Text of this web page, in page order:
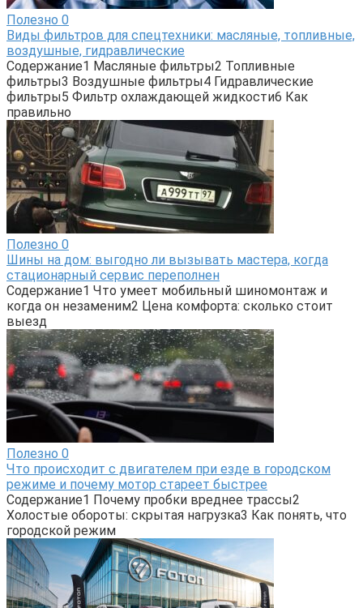
Полезно 0
Виды фильтров для спецтехники: масляные, топливные,
воздушные, гидравлические
Содержание1 Масляные фильтры2 Топливные
фильтры3 Воздушные фильтры4 Гидравлические
фильтры5 Фильтр охлаждающей жидкости6 Как
правильно
Полезно 0
Шины на дом: выгодно ли вызывать мастера, когда
стационарный сервис переполнен
Содержание1 Что умеет мобильный шиномонтаж и
когда он незаменим2 Цена комфорта: сколько стоит
выезд
Полезно 0
Что происходит с двигателем при езде в городском
режиме и почему мотор стареет быстрее
Содержание1 Почему пробки вреднее трассы2
Холостые обороты: скрытая нагрузка3 Как понять, что
городской режим